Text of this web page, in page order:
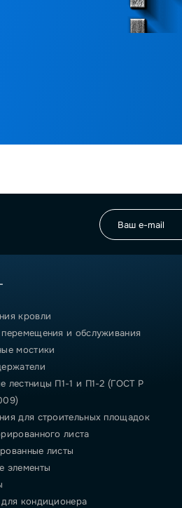
кровли
и обслуживания
мостики
лестницы П1-1 и П1-2 (ГОСТ Р
для строительных площадок
листа
листы
элементы
кондиционера